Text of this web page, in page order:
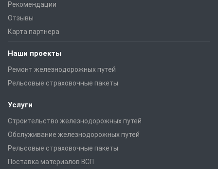
Рекомендации
Отзывы
Карта партнера
Наши проекты
Ремонт железнодорожных путей
Рельсовые страховочные пакеты
Услуги
Строительство железнодорожных путей
Обслуживание железнодорожных путей
Рельсовые страховочные пакеты
Поставка материалов ВСП